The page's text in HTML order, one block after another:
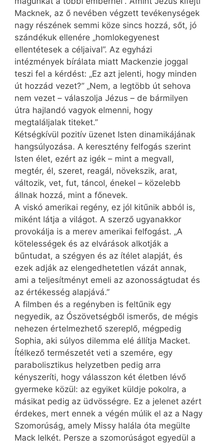
Macknek, az ő nevében végzett tevékenységek
nagy részének semmi köze sincs hozzá, sőt, jó
szándékuk ellenére „homlokegyenest
ellentétesek a céljaival”. Az egyházi
intézmények bírálata miatt Mackenzie joggal
teszi fel a kérdést: „Ez azt jelenti, hogy minden
út hozzád vezet?” „Nem, a legtöbb út sehova
nem vezet – válaszolja Jézus – de bármilyen
útra hajlandó vagyok elmenni, hogy
megtaláljalak titeket.”
Kétségkívül pozitív üzenet Isten dinamikájának
hangsúlyozása. A keresztény felfogás szerint
Isten élet, ezért az igék – mint a megvall,
megtér, él, szeret, reagál, növekszik, arat,
változik, vet, fut, táncol, énekel – közelebb
állnak hozzá, mint a főnevek.
A viskó amerikai regény, ez jól kitűnik abból is,
miként látja a világot. A szerző ugyanakkor
provokálja is a merev amerikai felfogást. „A
kötelességek és az elvárások alkotják a
bűntudat, a szégyen és az ítélet alapját, és
ezek adják az elengedhetetlen vázát annak,
ami a teljesítményt emeli az azonosságtudat és
az értékesség alapjává.”
A filmben és a regényben is feltűnik egy
negyedik, az Ószövetségből ismerős, de mégis
nehezen értelmezhető szereplő, mégpedig
Sophia, aki súlyos dilemma elé állítja Macket.
Ítélkező természetét veti a szemére, egy
parabolisztikus helyzetben pedig arra
kényszeríti, hogy válasszon két életben lévő
gyermeke közül: az egyiket küldje pokolra, a
másikat pedig az üdvösségre. Ez a jelenet azért
érdekes, mert ennek a végén múlik el az a Nagy
Szomorúság, amely Missy halála óta megülte
Mack lelkét. Persze a szomorúságot egyedül a